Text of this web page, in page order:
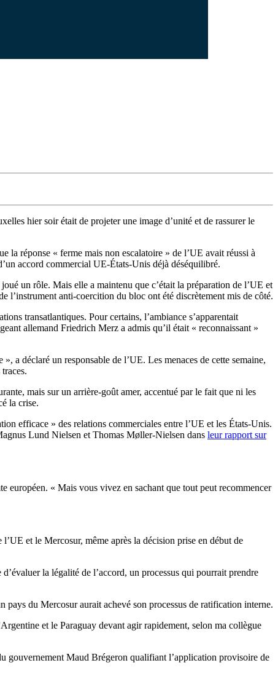
hier soir était de projeter une image d’unité et de rassurer le
la réponse « ferme mais non escalatoire » de l’UE avait réussi à
accord commercial UE-États-Unis déjà déséquilibré.
un rôle. Mais elle a maintenu que c’était la préparation de l’UE et
l’instrument anti-coercition du bloc ont été discrètement mis de côté.
transatlantiques. Pour certains, l’ambiance s’apparentait
allemand Friedrich Merz a admis qu’il était « reconnaissant »
a déclaré un responsable de l’UE. Les menaces de cette semaine,
mais sur un arrière-goût amer, accentué par le fait que ni les
la crise.
efficace » des relations commerciales entre l’UE et les États-Unis.
Lund Nielsen et Thomas Møller-Nielsen dans leur rapport sur
européen. « Mais vous vivez en sachant que tout peut recommencer
et le Mercosur, même après la décision prise en début de
la légalité de l’accord, un processus qui pourrait prendre
du Mercosur aurait achevé son processus de ratification interne.
et le Paraguay devant agir rapidement, selon ma collègue
gouvernement Maud Brégeron qualifiant l’application provisoire de